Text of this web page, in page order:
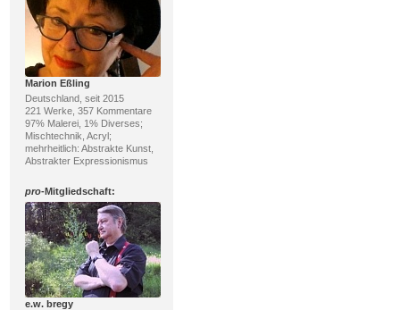
Marion Eßling
Deutschland, seit 2015
221 Werke, 357 Kommentare
97% Malerei, 1% Diverses;
Mischtechnik, Acryl;
mehrheitlich: Abstrakte Kunst,
Abstrakter Expressionismus
pro-Mitgliedschaft:
e.w. bregy